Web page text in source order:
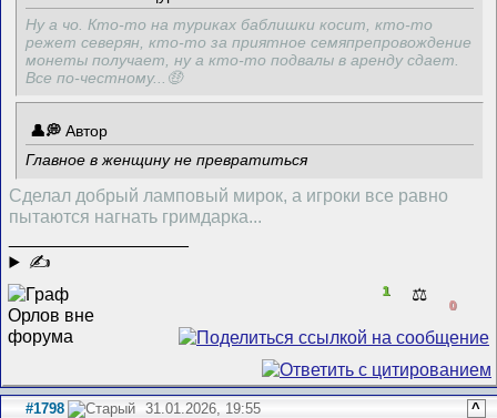
Ну а чо. Кто-то на туриках баблишки косит, кто-то
режет северян, кто-то за приятное семяпрепровождение
монеты получает, ну а кто-то подвалы в аренду сдает.
Все по-честному...🤑
Автор
Главное в женщину не превратиться
Сделал добрый ламповый мирок, а игроки все равно
пытаются нагнать гримдарка...
✍
1 ⚖️
0
#1798 31.01.2026, 19:55 ^